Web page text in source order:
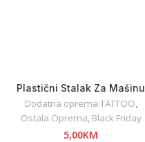
Plastični Stalak Za Mašinu
Dodatna oprema TATTOO,
Ostala Oprema, Black Friday
5,00KM